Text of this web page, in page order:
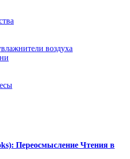
воздуха
Переосмысление Чтения в